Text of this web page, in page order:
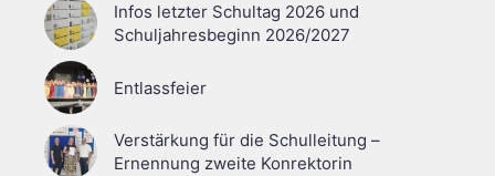
Infos letzter Schultag 2026 und
Schuljahresbeginn 2026/2027
Entlassfeier
Verstärkung für die Schulleitung –
Ernennung zweite Konrektorin